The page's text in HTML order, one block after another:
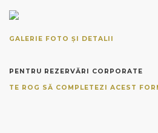
GALERIE FOTO ȘI DETALII
PENTRU REZERVĂRI CORPORATE
TE ROG SĂ COMPLETEZI ACEST